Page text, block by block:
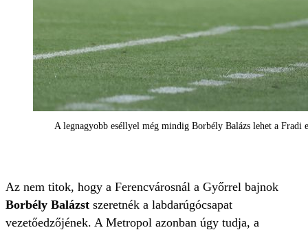
A legnagyobb eséllyel még mindig Borbély Balázs lehet a
Az nem titok, hogy a Ferencvárosnál a Győrrel bajnok
Borbély Balázst szeretnék a labdarúgócsapat
vezetőedzőjének. A Metropol azonban úgy tudja, a